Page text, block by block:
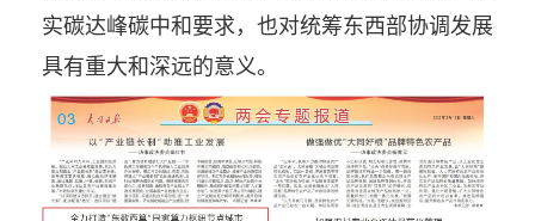
实碳达峰碳中和要求，也对统筹东西部协调发展
具有重大和深远的意义。